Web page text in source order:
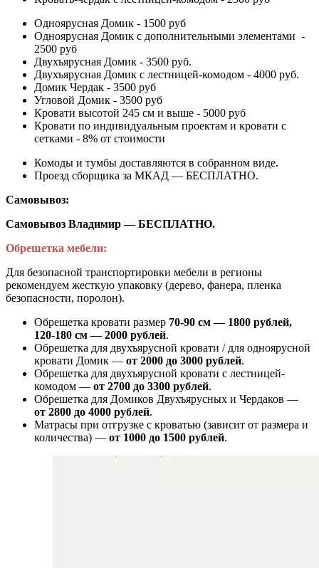
Одноярусная Домик - 1500 руб
Одноярусная Домик с дополнительными элементами -
2500 руб
Двухъярусная Домик - 3500 руб.
Двухъярусная Домик с лестницей-комодом - 4000 руб.
Домик Чердак - 3500 руб
Угловой Домик - 3500 руб
Кровати высотой 245 см и выше - 5000 руб
Кровати по индивидуальным проектам и кровати с
сетками - 8% от стоимости
Комоды и тумбы доставляются в собранном виде.
Проезд сборщика за МКАД — БЕСПЛАТНО.
Самовывоз:
Самовывоз Владимир — БЕСПЛАТНО.
Обрешетка мебели:
Для безопасной транспортировки мебели в регионы
рекомендуем жесткую упаковку (дерево, фанера, пленка
безопасности, поролон).
Обрешетка кровати размер 70-90 см — 1800 рублей,
120-180 см — 2000 рублей.
Обрешетка для двухъярусной кровати / для одноярусной
кровати Домик — от 2000 до 3000 рублей.
Обрешетка для двухъярусной кровати с лестницей-
комодом — от 2700 до 3300 рублей.
Обрешетка для Домиков Двухъярусных и Чердаков —
от 2800 до 4000 рублей.
Матрасы при отгрузке с кроватью (зависит от размера и
количества) — от 1000 до 1500 рублей.